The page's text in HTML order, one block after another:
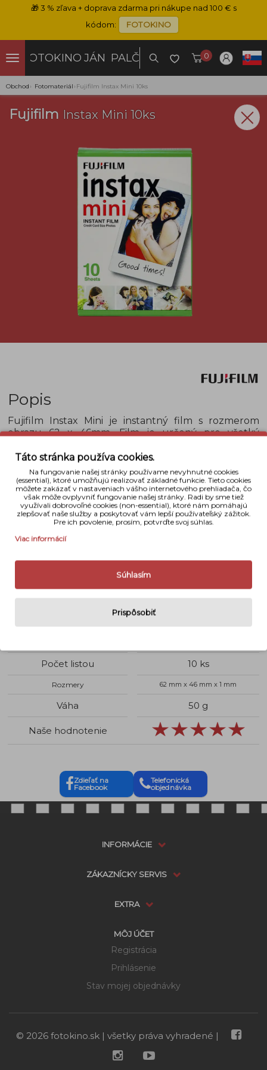
🎁3 % zľava + doprava zdarma pri nákupe nad 100 € s
kódom:
FOTOKINO
FOTOKINO JÁN PALČO 0
Obchod › Fotomateriál › Fujifilm Instax Mini 10ks
Fujifilm Instax Mini 10ks
Popis
Fujifilm Instax Mini je instantný film s rozmerom
obrazu 62 x 46mm. Film je určený pre všetký
ktorá sa vkladá do fotoaparátu. Film Instax ponúka
okamžitú ostrú a jasnú fotografiu s dlhou
životnosťou. Nová vylepšená foto-emulzia umožňuje
fotografovanie pri teplotách 5 až 40 °C.
Detaily
Prevedenie
Farebný
Počet listou
10 ks
Rozmery 62 mm x 46 mm x 1 mm
Váha 50 g
Naše hodnotenie
Zdieľať na
Facebook
Telefonická
objednávka
Dostupnosť:Skladom možnosti doručenia
10,90 €
INFORMÁCIE
ZÁKAZNÍCKY SERVIS
EXTRA
MÔJ ÚČET
Registrácia
Prihlásenie
Stav mojej objednávky
© 2026 fotokino.sk | všetky práva vyhradené |
Táto stránka používa cookies.
Na fungovanie našej stránky používame nevyhnutné cookies
(essential), ktoré umožňujú realizovať základné funkcie. Tieto cookies
môžete zakázať v nastaveniach vášho internetového prehliadača, čo
však môže ovplyvniť fungovanie našej stránky. Radi by sme tiež
využívali dobrovoľné cookies (non-essential), ktoré nám pomáhajú
zlepšovať naše služby a poskytovať vám lepší používateľský zážitok.
Pre ich povolenie, prosím, potvrďte svoj súhlas.
Viac informácií
Súhlasím
Prispôsobiť